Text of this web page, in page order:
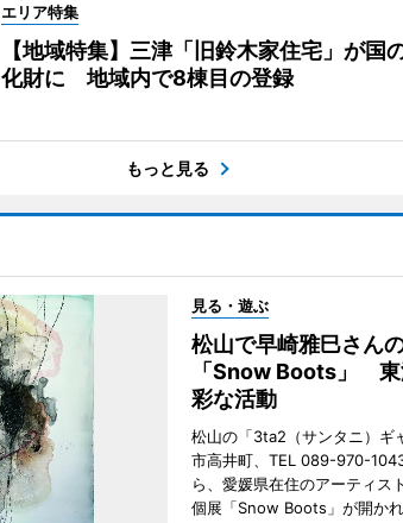
エリア特集
【地域特集】三津「旧鈴木家住宅」が国
化財に 地域内で8棟目の登録
もっと見る
見る・遊ぶ
松山で早崎雅巳さん
「Snow Boots」 東
彩な活動
松山の「3ta2（サンタニ）ギ
市高井町、TEL 089-970-
ら、愛媛県在住のアーティス
個展「Snow Boots」が開かれ